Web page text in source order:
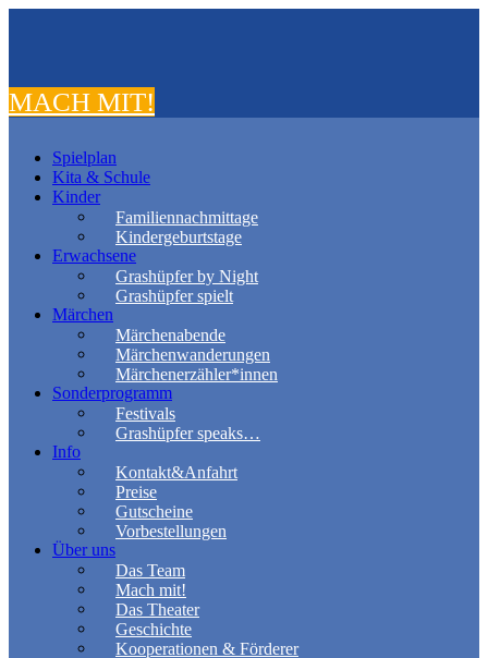
MACH MIT!
Spielplan
Kita & Schule
Kinder
Familiennachmittage
Kindergeburtstage
Erwachsene
Grashüpfer by Night
Grashüpfer spielt
Märchen
Märchenabende
Märchenwanderungen
Märchenerzähler*innen
Sonderprogramm
Festivals
Grashüpfer speaks…
Info
Kontakt&Anfahrt
Preise
Gutscheine
Vorbestellungen
Über uns
Das Team
Mach mit!
Das Theater
Geschichte
Kooperationen & Förderer